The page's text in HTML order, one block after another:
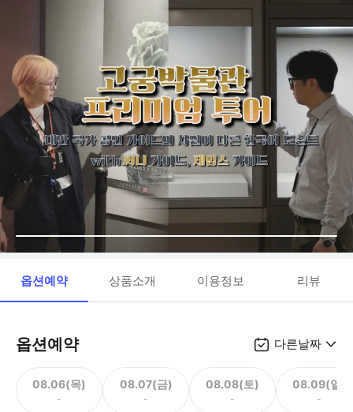
옵션예약 상품소개 이용정보 리뷰
옵션예약 다른날짜
08.06(목)
-
08.07(금)
-
08.08(토)
-
08.09(일)
-